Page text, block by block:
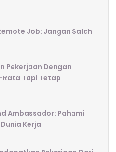
Job: Jangan Salah
Pekerjaan Dengan
Tapi Tetap
Ambassador: Pahami
Kerja